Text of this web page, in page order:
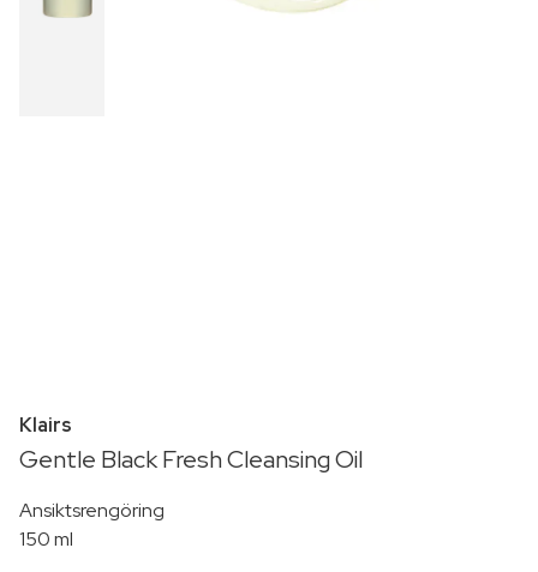
Klairs
Gentle Black Fresh Cleansing Oil
Ansiktsrengöring
150 ml